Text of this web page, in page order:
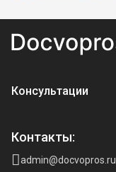
Консультации
Контакты:
admin@docvopros.ru